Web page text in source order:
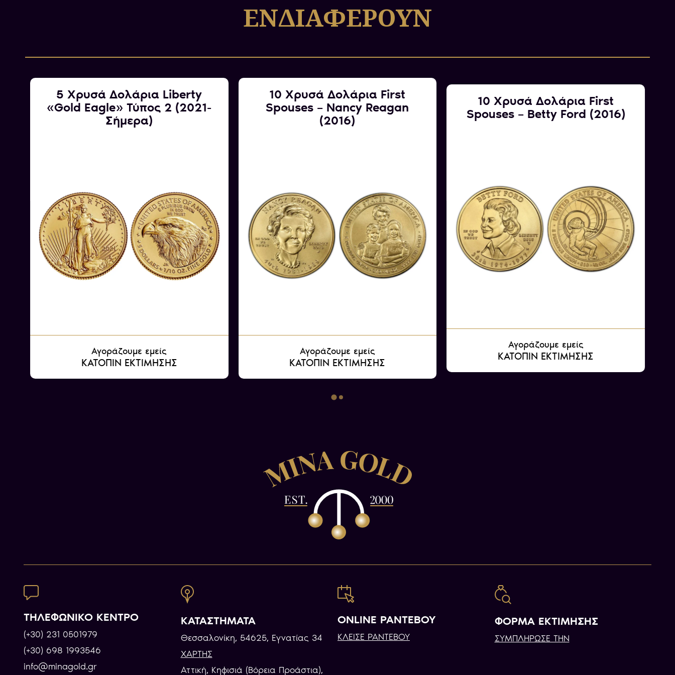
ΕΝΔΙΑΦΕΡΟΥΝ
5 Χρυσά Δολάρια Liberty
«Gold Eagle» Τύπος 2 (2021-
Σήμερα)
Αγοράζουμε εμείς
ΚΑΤΟΠΙΝ ΕΚΤΙΜΗΣΗΣ
10 Χρυσά Δολάρια First
Spouses – Nancy Reagan
(2016)
Αγοράζουμε εμείς
ΚΑΤΟΠΙΝ ΕΚΤΙΜΗΣΗΣ
10 Χρυσά Δολάρια First
Spouses – Betty Ford (2016)
Αγοράζουμε εμείς
ΚΑΤΟΠΙΝ ΕΚΤΙΜΗΣΗΣ
ΤΗΛΕΦΩΝΙΚΟ ΚΕΝΤΡΟ
(+30) 231 0501979
(+30) 698 1993546
info@minagold.gr
ΚΑΤΑΣΤΗΜΑΤΑ
Θεσσαλονίκη, 54625, Εγνατίας 34
ΧΑΡΤΗΣ
Αττική, Κηφισιά (Βόρεια Προάστια),
ONLINE ΡΑΝΤΕΒΟΥ
ΚΛΕΙΣΕ ΡΑΝΤΕΒΟΥ
ΦΟΡΜΑ ΕΚΤΙΜΗΣΗΣ
ΣΥΜΠΛΗΡΩΣΕ ΤΗΝ